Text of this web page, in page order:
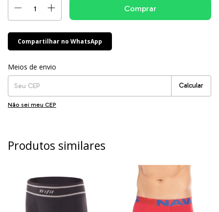
Compartilhar no WhatsApp
Entregas para o CEP:
Meios de envio
Calcular
Não sei meu CEP
Produtos similares